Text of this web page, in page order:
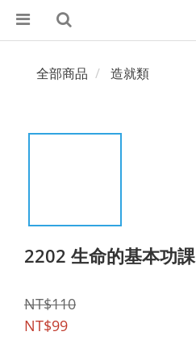
全部商品 造就類
2202 生命的基本功課
NT$110
NT$99